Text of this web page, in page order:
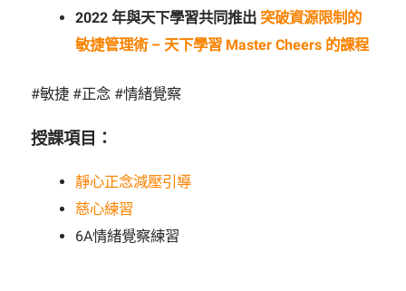
2022 年與天下學習共同推出 突破資源限制的
敏捷管理術 – 天下學習 Master Cheers 的課程
#敏捷 #正念 #情緒覺察
授課項目：
靜心正念減壓引導
慈心練習
6A情緒覺察練習